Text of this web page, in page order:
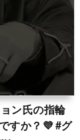
ン氏の指輪
すか？💜 #グ